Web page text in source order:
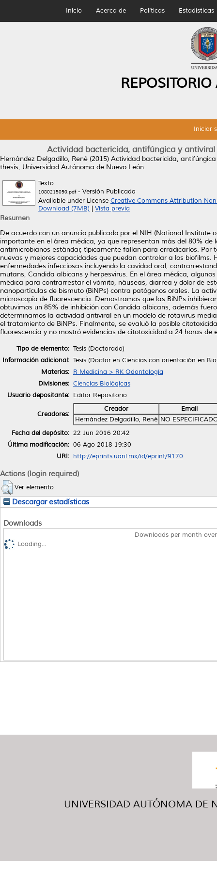
Inicio Acerca de Políticas Estadísticas
Iniciar
Actividad bactericida, antifúngica y
Hernández Delgadillo, René (2015) Actividad bactericida,
thesis, Universidad Autónoma de Nuevo León.
Texto
1080215050.pdf- Versión Publicada
Available under License Creative Commons Attribution
Download (7MB)
Vista previa
Resumen
De acuerdo con un anuncio publicado por el NIH (National Institute
importante en el área médica, ya que representan más del 80%
antimicrobianos estándar, típicamente fallan para erradicarlos. Por
nuevas y mejores capacidades que puedan controlar a los
enfermedades infecciosas incluyendo la cavidad oral,
mutans, Candida albicans y herpesvirus. En el área médica,
médica para contrarrestar el vómito, náuseas, diarrea y dolor de
nanopartículas de bismuto (BiNPs) contra patógenos orales. La
microscopía de fluorescencia. Demostramos que las BiNPs
obtuvimos un 85% de inhibición con Candida albicans, además
determinamos la actividad antiviral en un modelo de rotavirus
el tratamiento de BiNPs. Finalmente, se evaluó la posible
fluorescencia y no mostró evidencias de citotoxicidad a 24 horas de
Tipo de elemento: Tesis (Doctorado)
Información adicional: Tesis (Doctor en Ciencias con orientación en
Materias: R Medicina > RK Odontología
Divisiones: Ciencias Biológicas
Usuario depositante: Editor Repositorio
Creadores:
Creador
Email
Hernández Delgadillo, René NO
Fecha del depósito: 22 Jun 2016 20:42
Última modificación: 06 Ago 2018 19:30
URI: http://eprints.uanl.mx/id/eprint/9170
Actions (login required)
Ver elemento
Descargar estadísticas
Downloads
Downloads per month
Loading...
UNIVERSIDAD AUTÓNOMA DE